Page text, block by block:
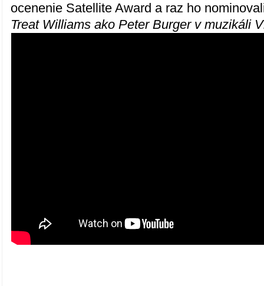
ocenenie Satellite Award a raz ho
Treat Williams ako Peter Burger v muzikáli